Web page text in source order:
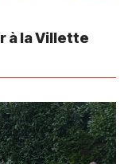
à la Villette